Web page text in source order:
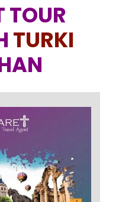
TOUR
TURKI